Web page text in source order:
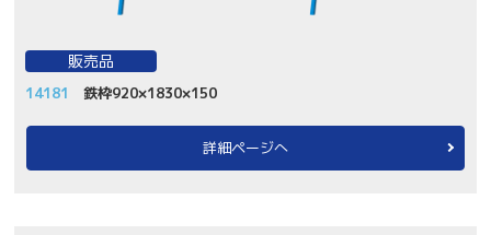
販売品
14181 鉄枠920×1830×150
詳細ページへ